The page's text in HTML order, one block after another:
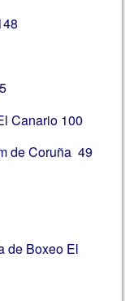
Canario 100
de Coruña 49
de Boxeo El